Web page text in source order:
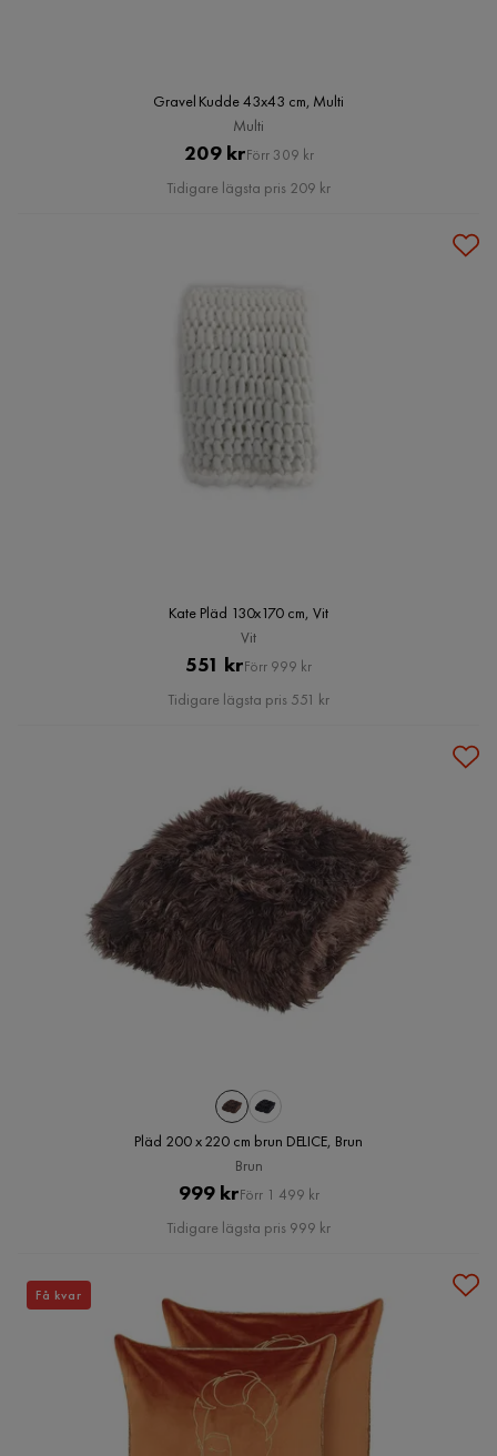
Gravel Kudde 43x43 cm, Multi
Multi
Pris
209 krOriginal
Pris
Förr 309 kr
Tidigare lägsta pris 209 kr
Kate Pläd 130x170 cm, Vit
Vit
Pris
551 krOriginal
Pris
Förr 999 kr
Tidigare lägsta pris 551 kr
Pläd 200 x 220 cm brun DELICE, Brun
Brun
Pris
999 kr Original
Pris
Förr 1 499 kr
Tidigare lägsta pris 999 kr
Få kvar